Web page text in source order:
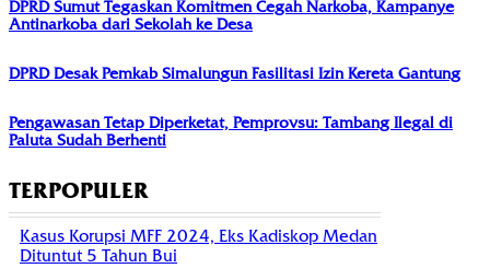
DPRD Sumut Tegaskan Komitmen Cegah Narkoba, Kampanye
Antinarkoba dari Sekolah ke Desa
DPRD Desak Pemkab Simalungun Fasilitasi Izin Kereta Gantung
Pengawasan Tetap Diperketat, Pemprovsu: Tambang Ilegal di
Paluta Sudah Berhenti
TERPOPULER
Kasus Korupsi MFF 2024, Eks Kadiskop Medan
Dituntut 5 Tahun Bui